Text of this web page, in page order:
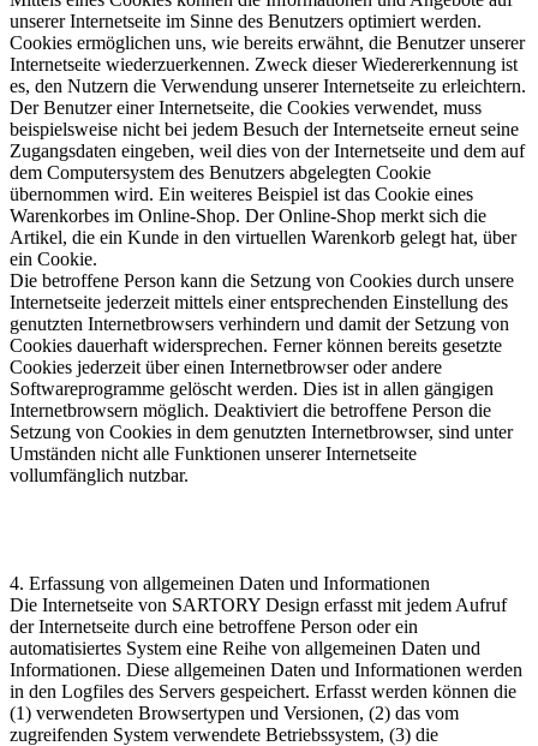
unserer Internetseite im Sinne des Benutzers optimiert werden.
Cookies ermöglichen uns, wie bereits erwähnt, die Benutzer unserer
Internetseite wiederzuerkennen. Zweck dieser Wiedererkennung ist
es, den Nutzern die Verwendung unserer Internetseite zu erleichtern.
Der Benutzer einer Internetseite, die Cookies verwendet, muss
beispielsweise nicht bei jedem Besuch der Internetseite erneut seine
Zugangsdaten eingeben, weil dies von der Internetseite und dem auf
dem Computersystem des Benutzers abgelegten Cookie
übernommen wird. Ein weiteres Beispiel ist das Cookie eines
Warenkorbes im Online-Shop. Der Online-Shop merkt sich die
Artikel, die ein Kunde in den virtuellen Warenkorb gelegt hat, über
ein Cookie.
Die betroffene Person kann die Setzung von Cookies durch unsere
Internetseite jederzeit mittels einer entsprechenden Einstellung des
genutzten Internetbrowsers verhindern und damit der Setzung von
Cookies dauerhaft widersprechen. Ferner können bereits gesetzte
Cookies jederzeit über einen Internetbrowser oder andere
Softwareprogramme gelöscht werden. Dies ist in allen gängigen
Internetbrowsern möglich. Deaktiviert die betroffene Person die
Setzung von Cookies in dem genutzten Internetbrowser, sind unter
Umständen nicht alle Funktionen unserer Internetseite
vollumfänglich nutzbar.
4. Erfassung von allgemeinen Daten und Informationen
Die Internetseite von SARTORY Design erfasst mit jedem Aufruf
der Internetseite durch eine betroffene Person oder ein
automatisiertes System eine Reihe von allgemeinen Daten und
Informationen. Diese allgemeinen Daten und Informationen werden
in den Logfiles des Servers gespeichert. Erfasst werden können die
(1) verwendeten Browsertypen und Versionen, (2) das vom
zugreifenden System verwendete Betriebssystem, (3) die